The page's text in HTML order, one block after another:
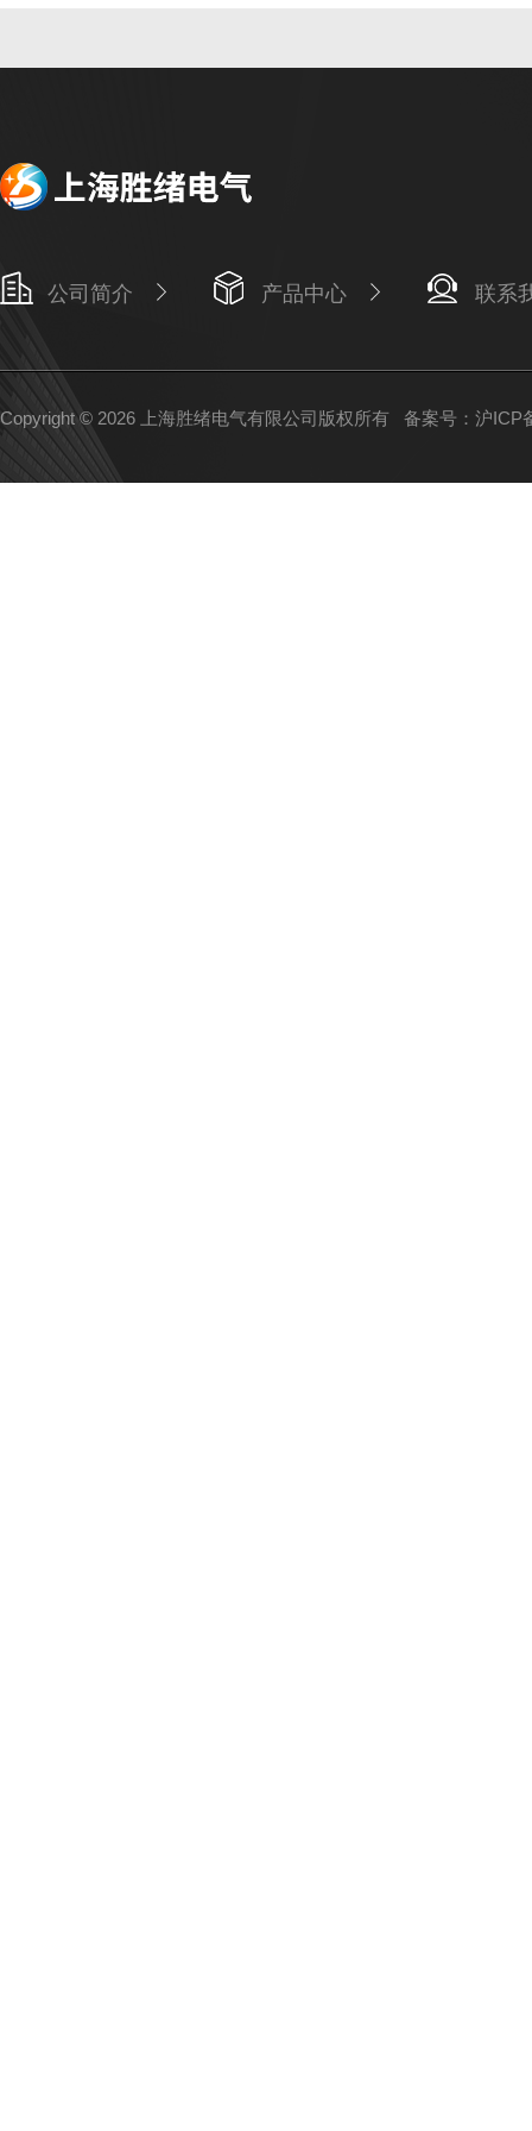
公司简介 产品中心 联系
Copyright © 2026 上海胜绪电气有限公司版权所有 备案号：沪ICP